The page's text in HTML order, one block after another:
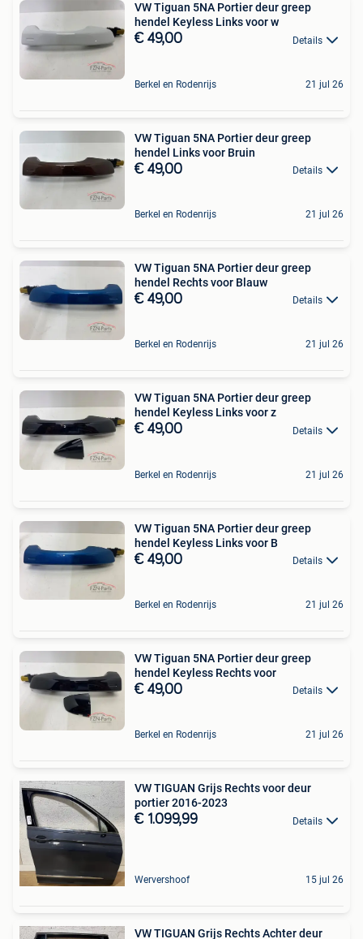
VW Tiguan 5NA Portier deur greep
hendel Keyless Links voor w
€ 49,00 Details
Berkel en Rodenrijs 21 jul 26
VW Tiguan 5NA Portier deur greep
hendel Links voor Bruin
€ 49,00 Details
Berkel en Rodenrijs 21 jul 26
VW Tiguan 5NA Portier deur greep
hendel Rechts voor Blauw
€ 49,00 Details
Berkel en Rodenrijs 21 jul 26
VW Tiguan 5NA Portier deur greep
hendel Keyless Links voor z
€ 49,00 Details
Berkel en Rodenrijs 21 jul 26
VW Tiguan 5NA Portier deur greep
hendel Keyless Links voor B
€ 49,00 Details
Berkel en Rodenrijs 21 jul 26
VW Tiguan 5NA Portier deur greep
hendel Keyless Rechts voor
€ 49,00 Details
Berkel en Rodenrijs 21 jul 26
VW TIGUAN Grijs Rechts voor deur
portier 2016-2023
€ 1.099,99 Details
Wervershoof 15 jul 26
VW TIGUAN Grijs Rechts Achter deur